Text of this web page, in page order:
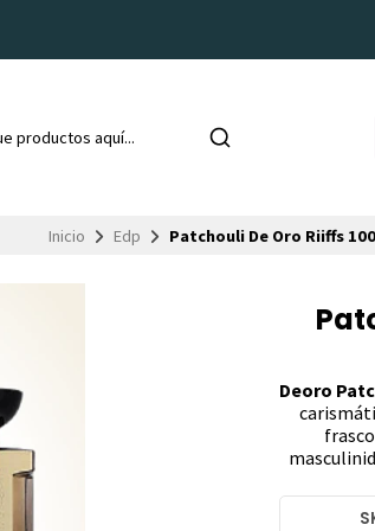
Inicio Edp Patchouli De Oro Riiffs
Deoro